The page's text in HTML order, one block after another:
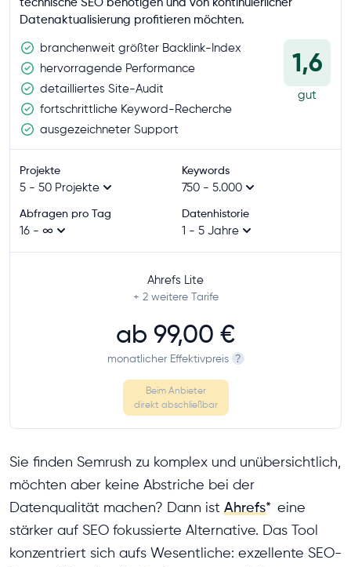
Datenaktualisierung profitieren möchten.
branchenweit größter Backlink-Index
hervorragende Performance
detailliertes Site-Audit
fortschrittliche Keyword-Recherche
ausgezeichneter Support
1,6
gut
Projekte
5 - 50 Projekte
Keywords
750 - 5.000
Abfragen pro Tag
16 - ∞
Datenhistorie
1 - 5 Jahre
Ahrefs Lite
+ 2 weitere Tarife
ab 99,00 €
monatlicher Effektivpreis ?
Beim Anbieter
direkt abschließbar
Sie finden Semrush zu komplex und unübersichtlich,
möchten aber keine Abstriche bei der
Datenqualität machen? Dann ist Ahrefs* eine
stärker auf SEO fokussierte Alternative. Das Tool
konzentriert sich aufs Wesentliche: exzellente SEO-